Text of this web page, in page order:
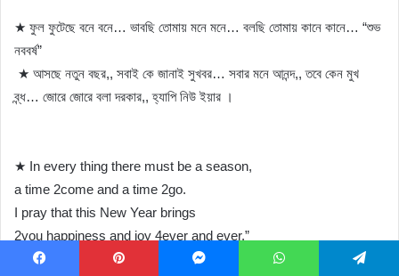
★ ফুল ফুটেছে বনে বনে… ভাবছি তোমায় মনে মনে… বলছি তোমায় কানে কানে… “শুভ
নববর্ষ”
★ আসছে নতুন বছর,, সবাই কে জানাই সুখবর… সবার মনে আনন্দ,, তবে কেন মুখ
ব্ন্ধ… জোরে জোরে বলা দরকার,, হ্যাপি নিউ ইয়ার ।
★ In every thing there must be a season,
a time 2come and a time 2go.
I pray that this New Year brings
2you happiness and joy 4ever and ever.”
★ My wishes for you are not limited to just the next year but to